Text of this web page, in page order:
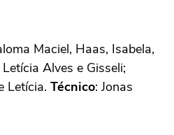
Maciel, Haas, Isabela,
Alves e Gisseli;
Letícia. Técnico: Jonas